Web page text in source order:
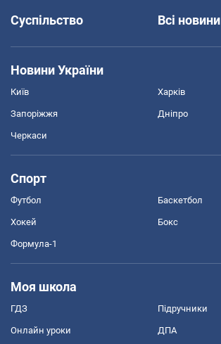
Суспільство
Всі новини
Новини України
Київ Харків
Запоріжжя Дніпро
Черкаси
Спорт
Футбол Баскетбол
Хокей Бокс
Формула-1
Моя школа
ГДЗ Підручники
Онлайн уроки ДПА